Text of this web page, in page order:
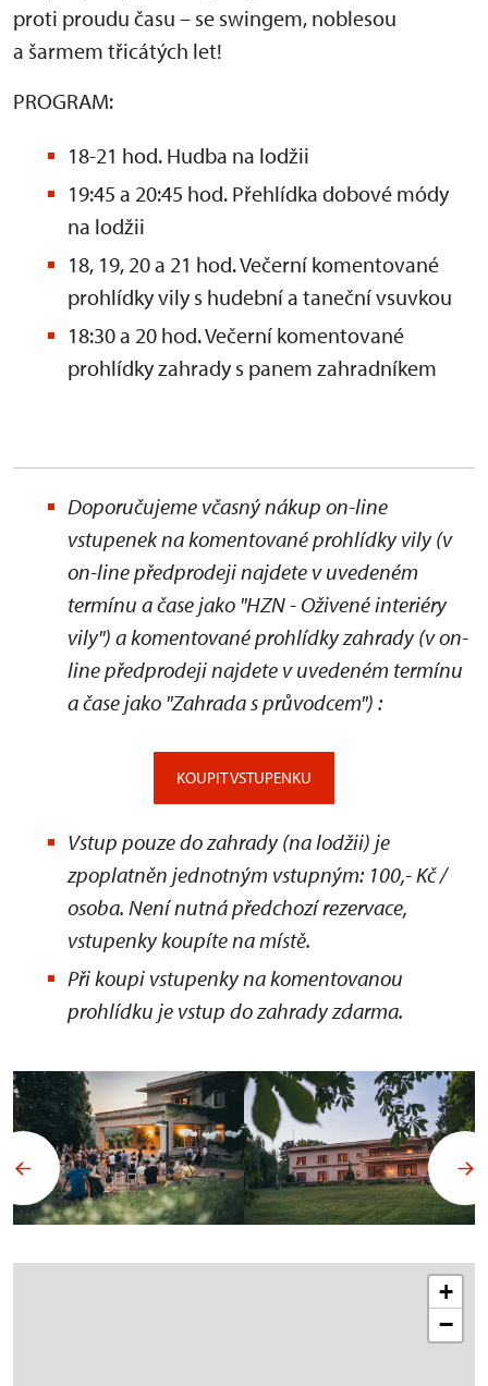
proti proudu času – se swingem, noblesou
a šarmem třicátých let!
PROGRAM:
18-21 hod. Hudba na lodžii
19:45 a 20:45 hod. Přehlídka dobové módy
na lodžii
18, 19, 20 a 21 hod. Večerní komentované
prohlídky vily s hudební a taneční vsuvkou
18:30 a 20 hod. Večerní komentované
prohlídky zahrady s panem zahradníkem
Doporučujeme včasný nákup on-line
vstupenek na komentované prohlídky vily (v
on-line předprodeji najdete v uvedeném
termínu a čase jako "HZN - Oživené interiéry
vily") a komentované prohlídky zahrady(v on-
line předprodeji najdete v uvedeném termínu
a čase jako "Zahrada s průvodcem") :
KOUPIT VSTUPENKU
Vstup pouze do zahrady (na lodžii) je
zpoplatněn jednotným vstupným: 100,- Kč /
osoba. Není nutná předchozí rezervace,
vstupenky koupíte na místě.
Při koupi vstupenky na komentovanou
prohlídku je vstup do zahrady zdarma.
+
−